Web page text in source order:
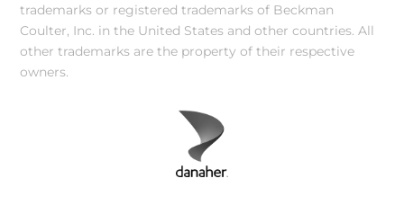
trademarks or registered trademarks of Beckman
Coulter, Inc. in the United States and other countries. All
other trademarks are the property of their respective
owners.